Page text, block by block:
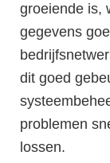
groeiende is,
gegevens
dit goed
problemen
lossen.